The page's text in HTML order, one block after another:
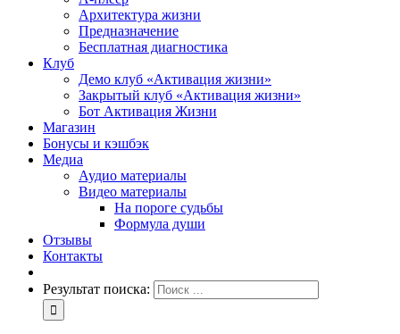
Архитектура жизни
Предназначение
Бесплатная диагностика
Клуб
Демо клуб «Активация жизни»
Закрытый клуб «Активация жизни»
Бот Активация Жизни
Магазин
Бонусы и кэшбэк
Медиа
Аудио материалы
Видео материалы
На пороге судьбы
Формула души
Отзывы
Контакты
Результат поиска: